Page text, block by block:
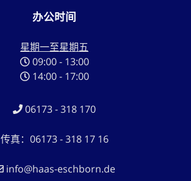
办公时间
星期一至星期五
09:00 - 13:00
14:00 - 17:00
06173 - 318 170
传真：06173 - 318 17 16
info@haas-eschborn.de